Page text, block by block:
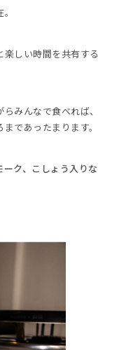
しい時間を共有する
みんなで食べれば、
であったまります。
ク、こしょう入りな